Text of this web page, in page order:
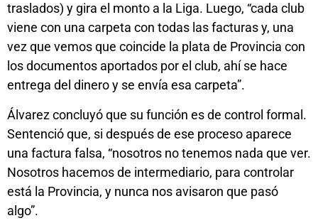
traslados) y gira el monto a la Liga. Luego, “cada club
viene con una carpeta con todas las facturas y, una
vez que vemos que coincide la plata de Provincia con
los documentos aportados por el club, ahí se hace
entrega del dinero y se envía esa carpeta”.
Álvarez concluyó que su función es de control formal.
Sentenció que, si después de ese proceso aparece
una factura falsa, “nosotros no tenemos nada que ver.
Nosotros hacemos de intermediario, para controlar
está la Provincia, y nunca nos avisaron que pasó
algo”.